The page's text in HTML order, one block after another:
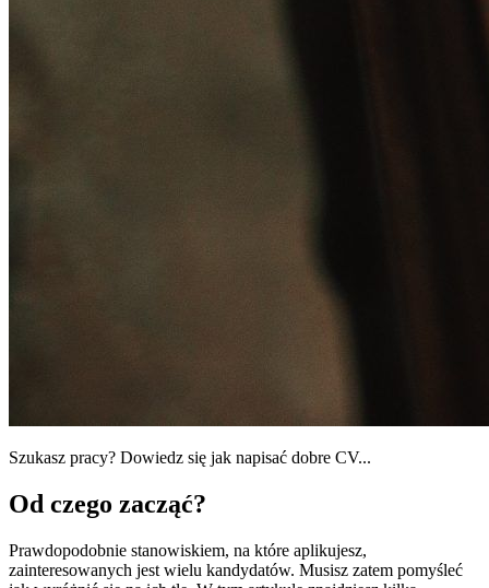
Szukasz pracy? Dowiedz się jak napisać dobre CV...
Od czego zacząć?
Prawdopodobnie stanowiskiem, na które aplikujesz,
zainteresowanych jest wielu kandydatów. Musisz zatem pomyśleć